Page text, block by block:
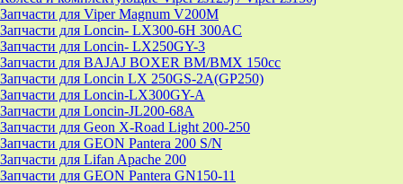
Запчасти для Viper Magnum V200M
Запчасти для Loncin- LX300-6H 300AC
Запчасти для Loncin- LX250GY-3
Запчасти для BAJAJ BOXER BM/ВМX 150cc
Запчасти для Loncin LX 250GS-2A(GP250)
Запчасти для Loncin-LX300GY-A
Запчасти для Loncin-JL200-68A
Запчасти для Geon X-Road Light 200-250
Запчасти для GEON Pantera 200 S/N
Запчасти для Lifan Apache 200
Запчасти для GEON Pantera GN150-11